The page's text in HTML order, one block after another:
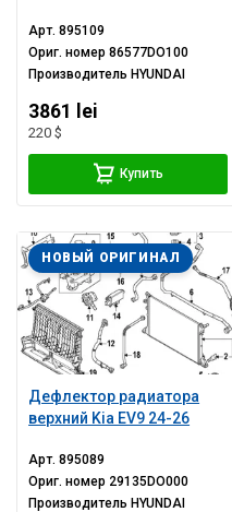
Арт.895109
Ориг. номер86577DO100
ПроизводительHYUNDAI
3861 lei
220 $
Купить
Дефлектор радиатора
верхний Kia EV9 24-26
НОВЫЙ ОРИГИНАЛ
Арт.895089
Ориг. номер 29135DO000
ПроизводительHYUNDAI